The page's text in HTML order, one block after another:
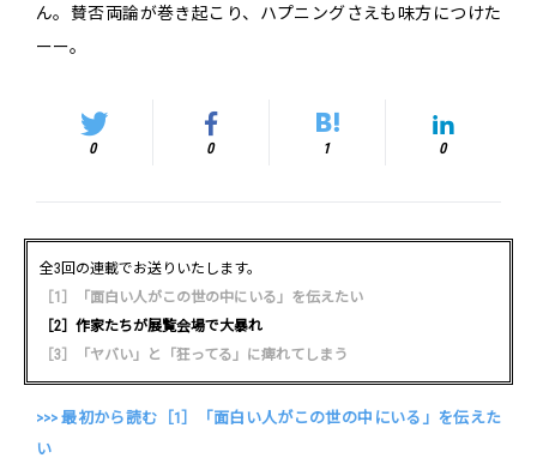
ん。賛否両論が巻き起こり、ハプニングさえも味方につけた
ーー。
0 0 1 0
全3回の連載でお送りいたします。
［1］「面白い人がこの世の中にいる」を伝えたい
［2］作家たちが展覧会場で大暴れ
［3］「ヤバい」と「狂ってる」に痺れてしまう
>>> 最初から読む［1］「面白い人がこの世の中にいる」を伝えた
い